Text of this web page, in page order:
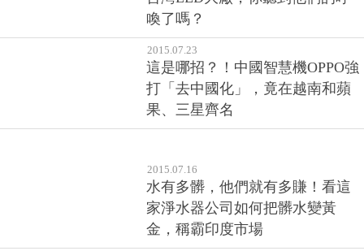
這是哪招？！中國智慧機OPPO強
果、三星齊名
2015.07.16
水有多髒，他們就有多賺！看這
金，稱霸印度市場
2015.07.09
一台不斷電的冰箱，竟救了整個